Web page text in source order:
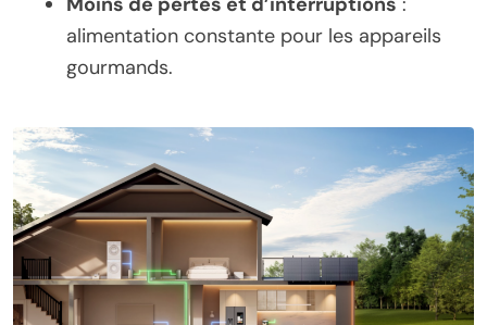
alimentation constante pour les appareils
gourmands.